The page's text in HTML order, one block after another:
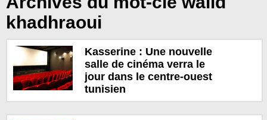
khadhraoui
Kasserine : Une nouvelle
salle de cinéma verra le
jour dans le centre-ouest
tunisien